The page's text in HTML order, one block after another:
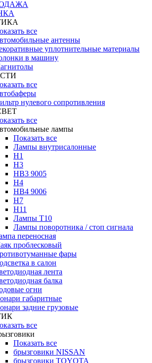
все
антенны
уплотнительные материалы
в машину
все
нулевого сопротивления
все
лампы
Показать все
Лампы внутрисалонные
H1
H3
HB3 9005
H4
HB4 9006
H7
H11
Лампы Т10
Лампы поворотника / стоп сигнала
переносная
проблесковый
фары
в салон
лента
балка
огни
габаритные
задние грузовые
все
Показать все
брызговики NISSAN
брызговики TOYOTA